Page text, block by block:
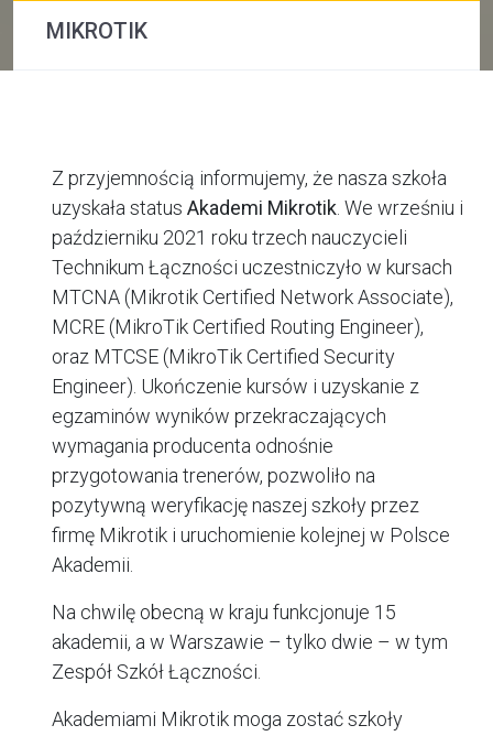
MIKROTIK
Z przyjemnością informujemy, że nasza szkoła
uzyskała status Akademi Mikrotik . We wrześniu i
październiku 2021 roku trzech nauczycieli
Technikum Łączności uczestniczyło w kursach
MTCNA (Mikrotik Certified Network Associate),
MCRE (MikroTik Certified Routing Engineer),
oraz MTCSE (MikroTik Certified Security
Engineer). Ukończenie kursów i uzyskanie z
egzaminów wyników przekraczających
wymagania producenta odnośnie
przygotowania trenerów, pozwoliło na
pozytywną weryfikację naszej szkoły przez
firmę Mikrotik i uruchomienie kolejnej w Polsce
Akademii.
Na chwilę obecną w kraju funkcjonuje 15
akademii, a w Warszawie – tylko dwie – w tym
Zespół Szkół Łączności.
Akademiami Mikrotik moga zostać szkoły